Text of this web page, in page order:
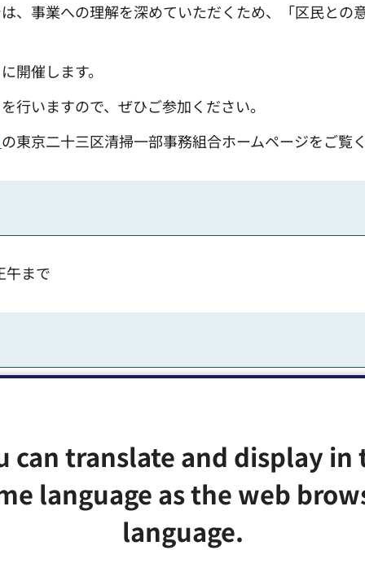
can translate and display in
language as the web
language.
、事業への理解を深めていただくため、「区民との
開催します。
行いますので、ぜひご参加ください。
の東京二十三区清掃一部事務組合ホームページをご覧
まで
部事務組合ホームページよりお申し込みください。